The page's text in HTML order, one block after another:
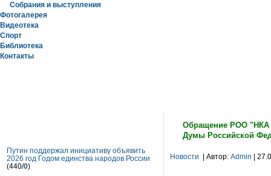
Собрания и выступления
Фотогалерея
Видеотека
Спорт
Библиотека
Контакты
Обращение РОО "НКА
Думы Российской
Новости | Автор: Admin |
Путин поддержал инициативу объявить
2026 год Годом единства народов России
(440/0)